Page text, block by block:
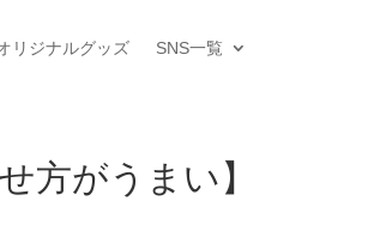
リジナルグッズ SNS一覧
方がうまい】